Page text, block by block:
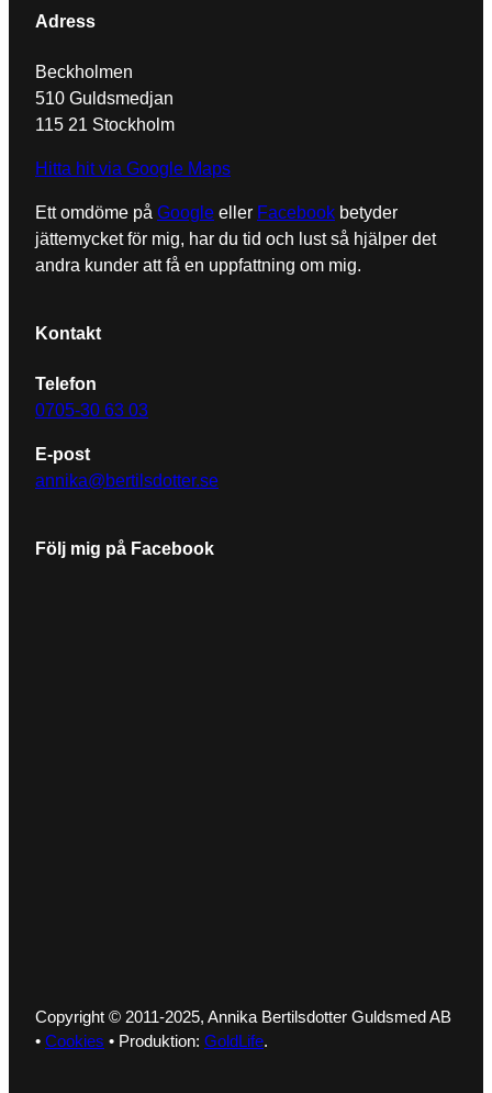
Adress
Beckholmen
510 Guldsmedjan
115 21 Stockholm
Hitta hit via Google Maps
Ett omdöme på Google eller Facebook betyder
jättemycket för mig, har du tid och lust så hjälper det
andra kunder att få en uppfattning om mig.
Kontakt
Telefon
0705-30 63 03
E-post
annika@bertilsdotter.se
Följ mig på Facebook
Copyright © 2011-2025, Annika Bertilsdotter Guldsmed AB
• Cookies • Produktion: GoldLife.